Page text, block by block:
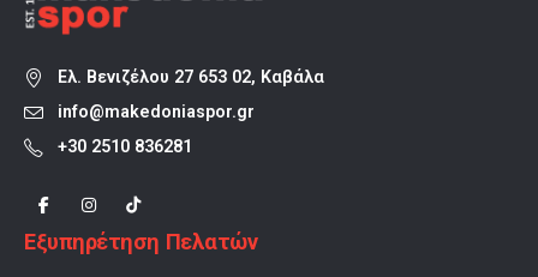
Ελ. Βενιζέλου 27 653 02, Καβάλα
info@makedoniaspor.gr
+30 2510 836281
Εξυπηρέτηση Πελατών